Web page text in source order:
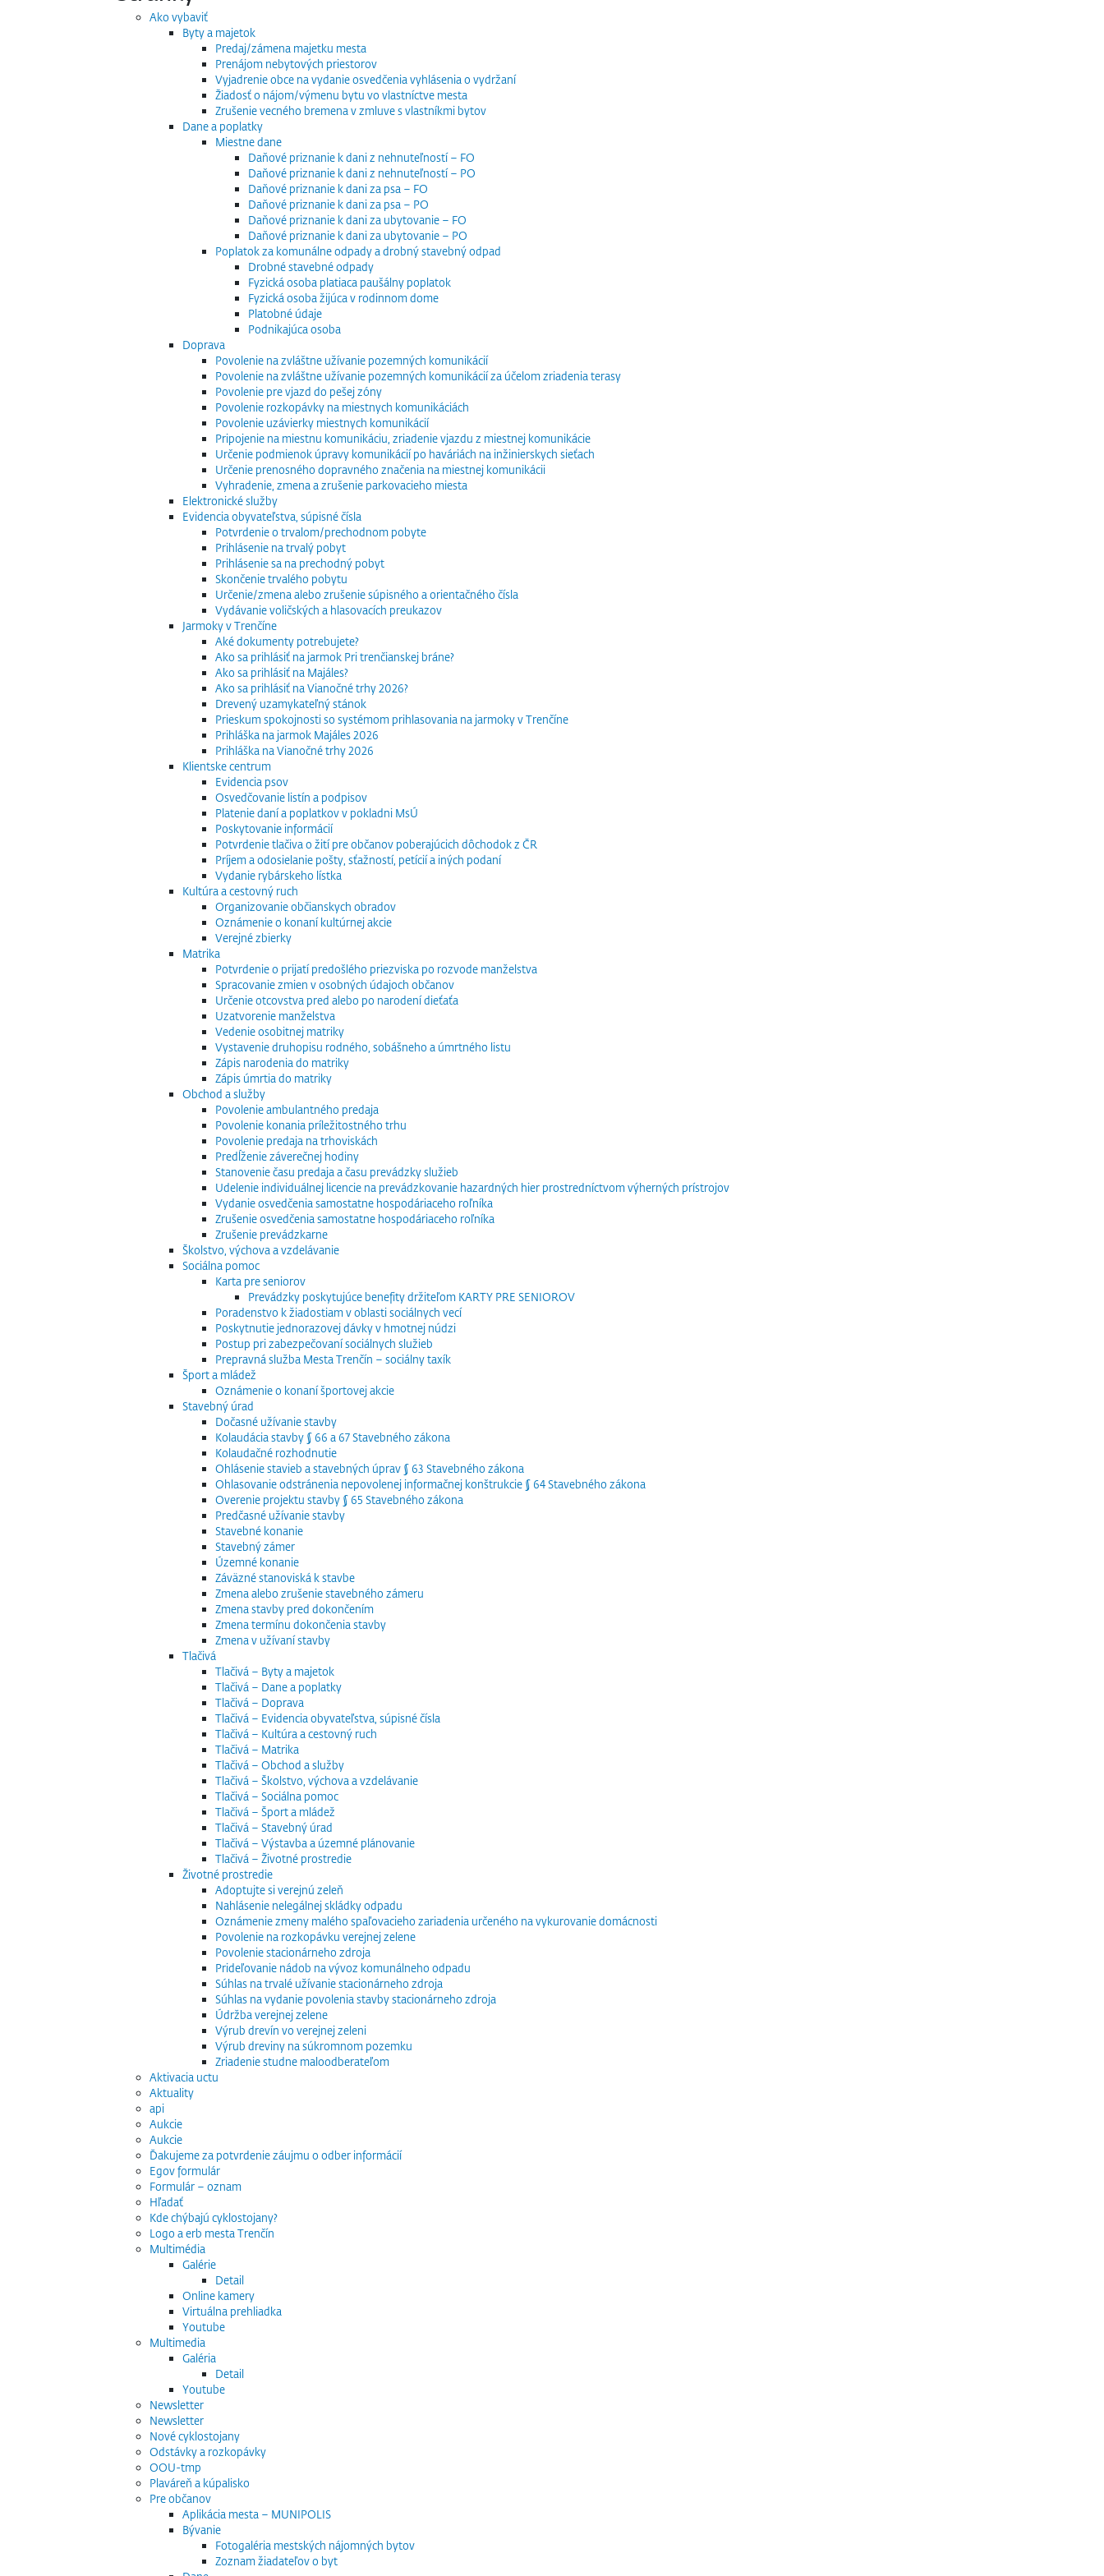
Ako vybaviť
Byty a majetok
Predaj/zámena majetku mesta
Prenájom nebytových priestorov
Vyjadrenie obce na vydanie osvedčenia vyhlásenia o vydržaní
Žiadosť o nájom/výmenu bytu vo vlastníctve mesta
Zrušenie vecného bremena v zmluve s vlastníkmi bytov
Dane a poplatky
Miestne dane
Daňové priznanie k dani z nehnuteľností – FO
Daňové priznanie k dani z nehnuteľností – PO
Daňové priznanie k dani za psa – FO
Daňové priznanie k dani za psa – PO
Daňové priznanie k dani za ubytovanie – FO
Daňové priznanie k dani za ubytovanie – PO
Poplatok za komunálne odpady a drobný stavebný odpad
Drobné stavebné odpady
Fyzická osoba platiaca paušálny poplatok
Fyzická osoba žijúca v rodinnom dome
Platobné údaje
Podnikajúca osoba
Doprava
Povolenie na zvláštne užívanie pozemných komunikácií
Povolenie na zvláštne užívanie pozemných komunikácií za účelom zriadenia terasy
Povolenie pre vjazd do pešej zóny
Povolenie rozkopávky na miestnych komunikáciách
Povolenie uzávierky miestnych komunikácií
Pripojenie na miestnu komunikáciu, zriadenie vjazdu z miestnej komunikácie
Určenie podmienok úpravy komunikácií po haváriách na inžinierskych sieťach
Určenie prenosného dopravného značenia na miestnej komunikácii
Vyhradenie, zmena a zrušenie parkovacieho miesta
Elektronické služby
Evidencia obyvateľstva, súpisné čísla
Potvrdenie o trvalom/prechodnom pobyte
Prihlásenie na trvalý pobyt
Prihlásenie sa na prechodný pobyt
Skončenie trvalého pobytu
Určenie/zmena alebo zrušenie súpisného a orientačného čísla
Vydávanie voličských a hlasovacích preukazov
Jarmoky v Trenčíne
Aké dokumenty potrebujete?
Ako sa prihlásiť na jarmok Pri trenčianskej bráne?
Ako sa prihlásiť na Majáles?
Ako sa prihlásiť na Vianočné trhy 2026?
Drevený uzamykateľný stánok
Prieskum spokojnosti so systémom prihlasovania na jarmoky v Trenčíne
Prihláška na jarmok Majáles 2026
Prihláška na Vianočné trhy 2026
Klientske centrum
Evidencia psov
Osvedčovanie listín a podpisov
Platenie daní a poplatkov v pokladni MsÚ
Poskytovanie informácií
Potvrdenie tlačiva o žití pre občanov poberajúcich dôchodok z ČR
Príjem a odosielanie pošty, sťažností, petícií a iných podaní
Vydanie rybárskeho lístka
Kultúra a cestovný ruch
Organizovanie občianskych obradov
Oznámenie o konaní kultúrnej akcie
Verejné zbierky
Matrika
Potvrdenie o prijatí predošlého priezviska po rozvode manželstva
Spracovanie zmien v osobných údajoch občanov
Určenie otcovstva pred alebo po narodení dieťaťa
Uzatvorenie manželstva
Vedenie osobitnej matriky
Vystavenie druhopisu rodného, sobášneho a úmrtného listu
Zápis narodenia do matriky
Zápis úmrtia do matriky
Obchod a služby
Povolenie ambulantného predaja
Povolenie konania príležitostného trhu
Povolenie predaja na trhoviskách
Predĺženie záverečnej hodiny
Stanovenie času predaja a času prevádzky služieb
Udelenie individuálnej licencie na prevádzkovanie hazardných hier prostredníctvom výherných prístrojov
Vydanie osvedčenia samostatne hospodáriaceho roľníka
Zrušenie osvedčenia samostatne hospodáriaceho roľníka
Zrušenie prevádzkarne
Školstvo, výchova a vzdelávanie
Sociálna pomoc
Karta pre seniorov
Prevádzky poskytujúce benefity držiteľom KARTY PRE SENIOROV
Poradenstvo k žiadostiam v oblasti sociálnych vecí
Poskytnutie jednorazovej dávky v hmotnej núdzi
Postup pri zabezpečovaní sociálnych služieb
Prepravná služba Mesta Trenčín – sociálny taxík
Šport a mládež
Oznámenie o konaní športovej akcie
Stavebný úrad
Dočasné užívanie stavby
Kolaudácia stavby § 66 a 67 Stavebného zákona
Kolaudačné rozhodnutie
Ohlásenie stavieb a stavebných úprav § 63 Stavebného zákona
Ohlasovanie odstránenia nepovolenej informačnej konštrukcie § 64 Stavebného zákona
Overenie projektu stavby § 65 Stavebného zákona
Predčasné užívanie stavby
Stavebné konanie
Stavebný zámer
Územné konanie
Záväzné stanoviská k stavbe
Zmena alebo zrušenie stavebného zámeru
Zmena stavby pred dokončením
Zmena termínu dokončenia stavby
Zmena v užívaní stavby
Tlačivá
Tlačivá – Byty a majetok
Tlačivá – Dane a poplatky
Tlačivá – Doprava
Tlačivá – Evidencia obyvateľstva, súpisné čísla
Tlačivá – Kultúra a cestovný ruch
Tlačivá – Matrika
Tlačivá – Obchod a služby
Tlačivá – Školstvo, výchova a vzdelávanie
Tlačivá – Sociálna pomoc
Tlačivá – Šport a mládež
Tlačivá – Stavebný úrad
Tlačivá – Výstavba a územné plánovanie
Tlačivá – Životné prostredie
Životné prostredie
Adoptujte si verejnú zeleň
Nahlásenie nelegálnej skládky odpadu
Oznámenie zmeny malého spaľovacieho zariadenia určeného na vykurovanie domácnosti
Povolenie na rozkopávku verejnej zelene
Povolenie stacionárneho zdroja
Prideľovanie nádob na vývoz komunálneho odpadu
Súhlas na trvalé užívanie stacionárneho zdroja
Súhlas na vydanie povolenia stavby stacionárneho zdroja
Údržba verejnej zelene
Výrub drevín vo verejnej zeleni
Výrub dreviny na súkromnom pozemku
Zriadenie studne maloodberateľom
Aktivacia uctu
Aktuality
api
Aukcie
Aukcie
Ďakujeme za potvrdenie záujmu o odber informácií
Egov formulár
Formulár – oznam
Hľadať
Kde chýbajú cyklostojany?
Logo a erb mesta Trenčín
Multimédia
Galérie
Detail
Online kamery
Virtuálna prehliadka
Youtube
Multimedia
Galéria
Detail
Youtube
Newsletter
Newsletter
Nové cyklostojany
Odstávky a rozkopávky
OOU-tmp
Plaváreň a kúpalisko
Pre občanov
Aplikácia mesta – MUNIPOLIS
Bývanie
Fotogaléria mestských nájomných bytov
Zoznam žiadateľov o byt